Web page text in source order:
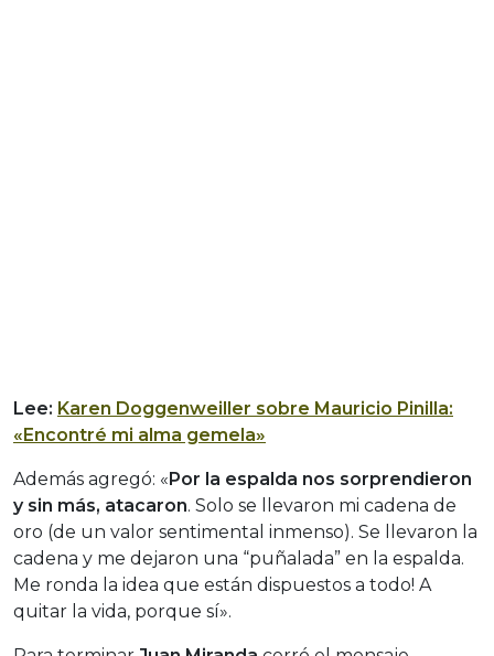
Lee: Karen Doggenweiller sobre Mauricio Pinilla:
«Encontré mi alma gemela»
Además agregó: «Por la espalda nos sorprendieron
y sin más, atacaron. Solo se llevaron mi cadena de
oro (de un valor sentimental inmenso). Se llevaron la
cadena y me dejaron una “puñalada” en la espalda.
Me ronda la idea que están dispuestos a todo! A
quitar la vida, porque sí».